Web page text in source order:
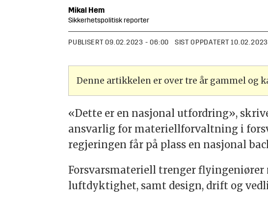
Mikal Hem
Sikkerhetspolitisk reporter
PUBLISERT 09.02.2023 - 06:00 SIST OPPDATERT
Denne artikkelen er over tre år gammel og
«Dette er en nasjonal utfordring»,
ansvarlig for materiellforvaltning i
regjeringen får på plass en nasjonal
Forsvarsmateriell trenger
luftdyktighet, samt design, drift og